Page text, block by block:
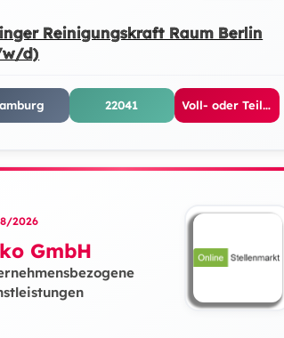
Reinigungskraft Raum Berlin
d)
22041 Voll- oder Teilzeit
2026
GmbH